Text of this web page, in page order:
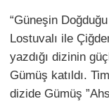
“Güneşin
Lostuvalı ile
yazdığı dizinin
Gümüş katıldı.
dizide Gümüş